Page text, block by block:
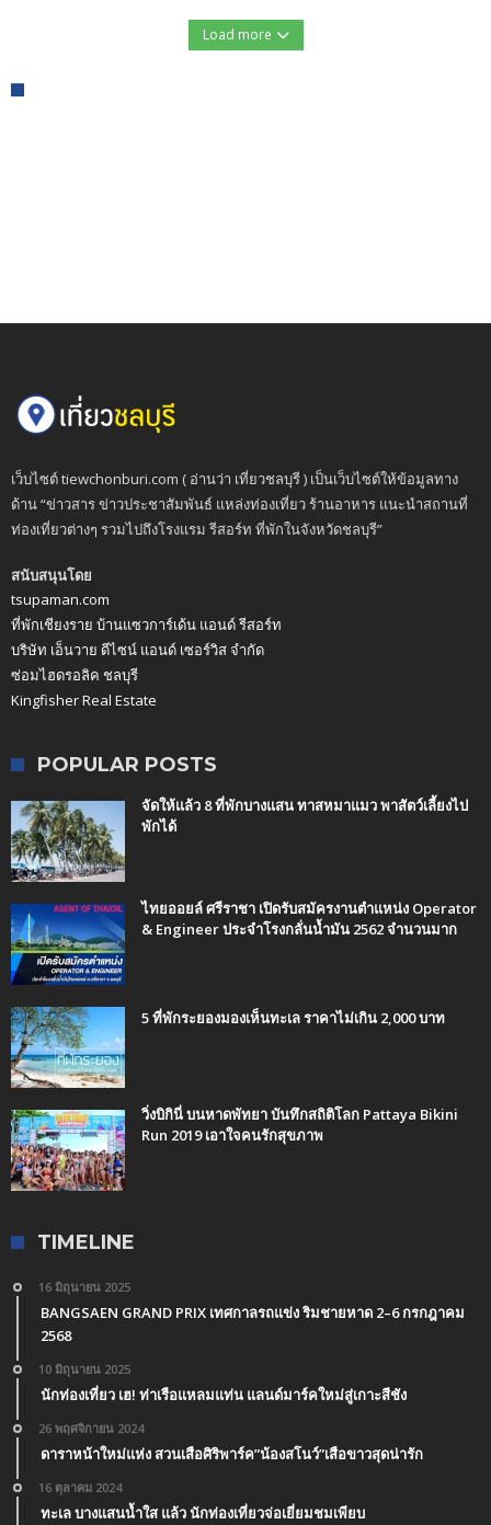
Load more
เว็บไซต์ tiewchonburi.com ( อ่านว่า เที่ยวชลบุรี ) เป็นเว็บไซต์ให้ข้อมูลทาง
ด้าน “ข่าวสาร ข่าวประชาสัมพันธ์ แหล่งท่องเที่ยว ร้านอาหาร แนะนำสถานที่
ท่องเที่ยวต่างๆ รวมไปถึงโรงแรม รีสอร์ท ที่พักในจังหวัดชลบุรี”
สนับสนุนโดย
tsupaman.com
ที่พักเชียงราย บ้านแซวการ์เด้น แอนด์ รีสอร์ท
บริษัท เอ็นวาย ดีไซน์ แอนด์ เซอร์วิส จำกัด
ซ่อมไฮดรอลิค ชลบุรี
Kingfisher Real Estate
POPULAR POSTS
จัดให้แล้ว 8 ที่พักบางแสน ทาสหมาแมว พาสัตว์เลี้ยงไป
พักได้
ไทยออยล์ ศรีราชา เปิดรับสมัครงานตำแหน่ง Operator
& Engineer ประจำโรงกลั่นน้ำมัน 2562 จำนวนมาก
5 ที่พักระยองมองเห็นทะเล ราคาไม่เกิน 2,000 บาท
วิ่งบิกินี่ บนหาดพัทยา บันทึกสถิติโลก Pattaya Bikini
Run 2019 เอาใจคนรักสุขภาพ
TIMELINE
16 มิถุนายน 2025
BANGSAEN GRAND PRIX เทศกาลรถแข่ง ริมชายหาด 2–6 กรกฎาคม
2568
10 มิถุนายน 2025
นักท่องเที่ยว เฮ! ท่าเรือแหลมแท่น แลนด์มาร์คใหม่สู่เกาะสีชัง
26 พฤศจิกายน 2024
ดาราหน้าใหม่แห่ง สวนเสือศิริพาร์ค”น้องสโนว์”เสือขาวสุดน่ารัก
16 ตุลาคม 2024
ทะเล บางแสนน้ำใส แล้ว นักท่องเที่ยวจ่อเยี่ยมชมเพียบ